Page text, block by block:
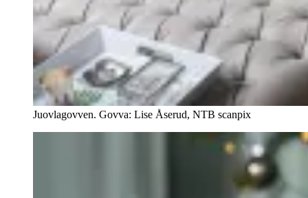
Juovlagovven. Govva: Lise Åserud, NTB scanpix